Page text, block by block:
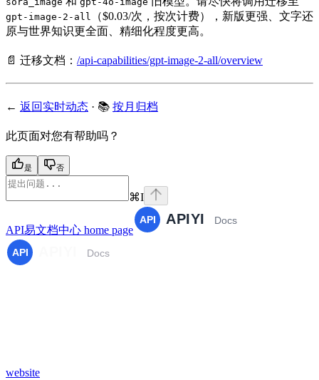
gpt-image-2-all
（$0.03/次，按次计费），新版更强、文字还
原与世界知识更全面、精细化程度更高。
📄 迁移文档： /api-capabilities/gpt-image-2-all/overview
← 返回实时动态 · 📚 按月归档
此页面对您有帮助吗？
是 否
⌘I
API易文档中心 home page
website